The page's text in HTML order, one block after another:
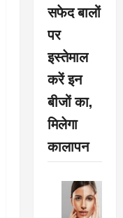
सफेद बालों
पर
इस्तेमाल
करें इन
बीजों का,
मिलेगा
कालापन